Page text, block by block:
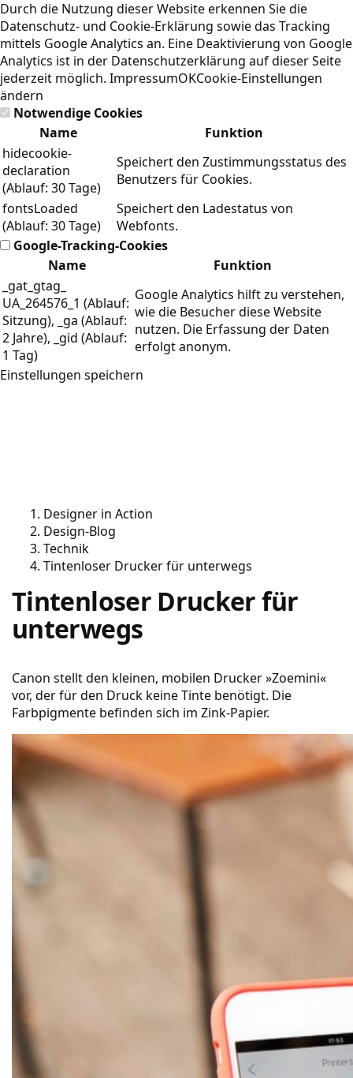
Durch die Nutzung dieser Website erkennen Sie die
Datenschutz- und Cookie-Erklärung sowie das Tracking
mittels Google Analytics an. Eine Deaktivierung von Google
Analytics ist in der Datenschutzerklärung auf dieser Seite
jederzeit möglich. ImpressumOKCookie-Einstellungen
ändern
Notwendige Cookies
Name
Funktion
hidecookie-
declaration
(Ablauf: 30 Tage)
Speichert den Zustimmungsstatus des
Benutzers für Cookies.
fontsLoaded
(Ablauf: 30 Tage)
Speichert den Ladestatus von
Webfonts.
Google-Tracking-Cookies
Name
Funktion
_gat_gtag_
UA_264576_1 (Ablauf:
Sitzung), _ga (Ablauf:
2 Jahre), _gid (Ablauf:
1 Tag)
Google Analytics hilft zu verstehen,
wie die Besucher diese Website
nutzen. Die Erfassung der Daten
erfolgt anonym.
Einstellungen speichern
Designer in Action
Design-Blog
Technik
Tintenloser Drucker für unterwegs
Tintenloser Drucker für
unterwegs
Canon stellt den kleinen, mobilen Drucker »Zoemini«
vor, der für den Druck keine Tinte benötigt. Die
Farbpigmente befinden sich im Zink-Papier.